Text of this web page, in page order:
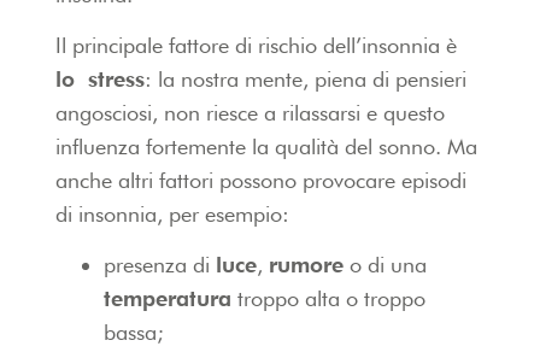
Il principale fattore di rischio dell’insonnia è
lo stress: la nostra mente, piena di pensieri
angosciosi, non riesce a rilassarsi e questo
influenza fortemente la qualità del sonno. Ma
anche altri fattori possono provocare episodi
di insonnia, per esempio:
presenza di luce, rumoreo di una
temperatura troppo alta o troppo
bassa;